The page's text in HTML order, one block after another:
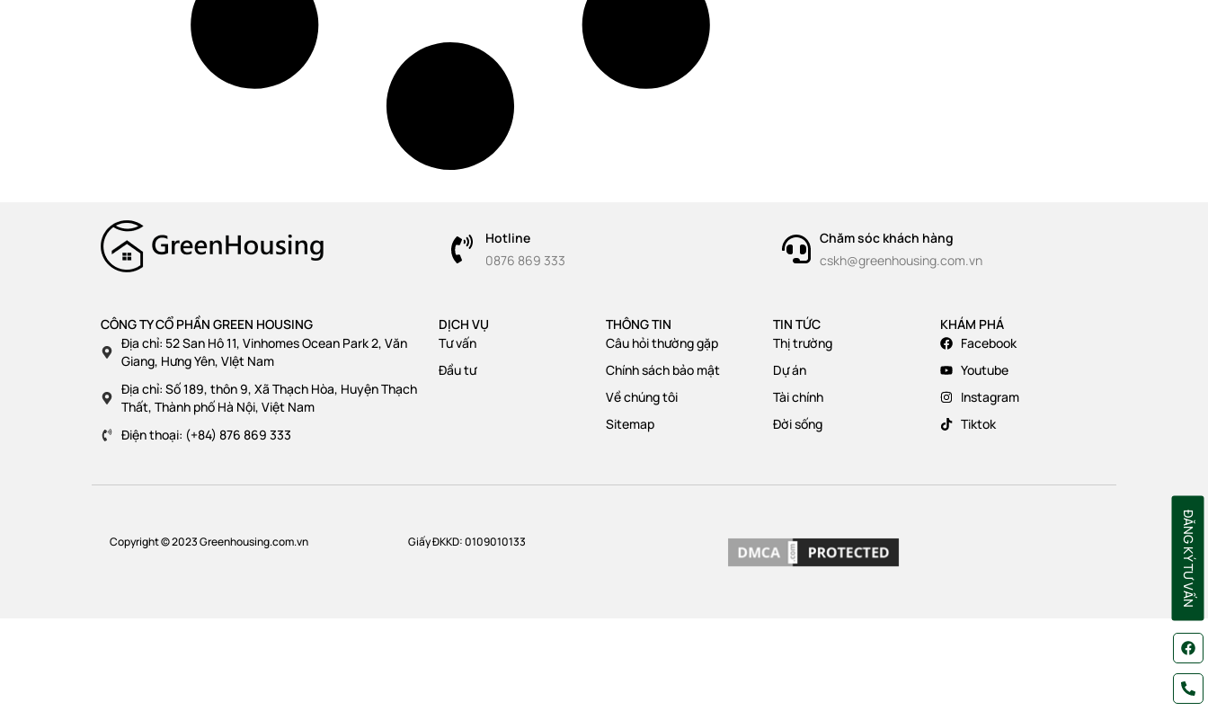
Hotline
0876 869 333
Chăm sóc khách hàng
cskh@greenhousing.com.vn
CÔNG TY CỔ PHẦN GREEN HOUSING
Địa chỉ: 52 San Hô 11, Vinhomes Ocean Park 2, Văn
Giang, Hưng Yên, VIệt Nam
Địa chỉ: Số 189, thôn 9, Xã Thạch Hòa, Huyện Thạch
Thất, Thành phố Hà Nội, Việt Nam
Điện thoại: (+84) 876 869 333
DỊCH VỤ
Tư vấn
Đầu tư
THÔNG TIN
Câu hỏi thường gặp
Chính sách bảo mật
Về chúng tôi
Sitemap
TIN TỨC
Thị trường
Dự án
Tài chính
Đời sống
KHÁM PHÁ
Facebook
Youtube
Instagram
Tiktok
Copyright © 2023 Greenhousing.com.vn Giấy ĐKKD: 0109010133 ĐĂNG KÝ TƯ VẤN